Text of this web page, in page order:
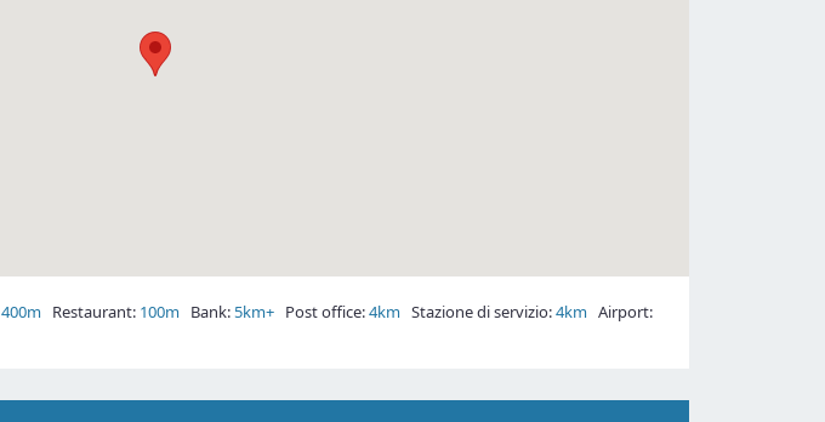
400m Restaurant: 100m Bank: 5km+ Post office:4km Stazione di servizio:4km Airport: